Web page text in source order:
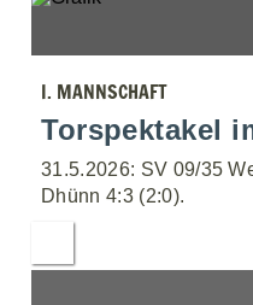
I. MANNSCHAFT
Torspektakel
31.5.2026: SV 09/35
Dhünn 4:3 (2:0).